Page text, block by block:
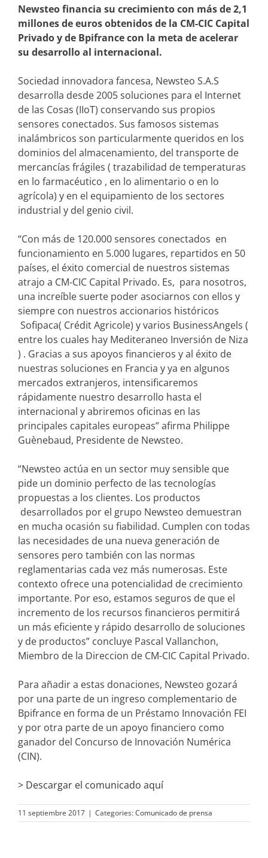
Newsteo financia su crecimiento con más de 2,1
millones de euros obtenidos de la CM-CIC Capital
Privado y de Bpifrance con la meta de acelerar
su desarrollo al internacional.
Sociedad innovadora fancesa, Newsteo S.A.S
desarrolla desde 2005 soluciones para el Internet
de las Cosas (IIoT) conservando sus propios
sensores conectados. Sus famosos sistemas
inalámbricos son particularmente queridos en los
dominios del almacenamiento, del transporte de
mercancías frágiles ( trazabilidad de temperaturas
en lo farmacéutico , en lo alimentario o en lo
agrícola) y en el equipamiento de los sectores
industrial y del genio civil.
“Con más de 120.000 sensores conectados en
funcionamiento en 5.000 lugares, repartidos en 50
países, el éxito comercial de nuestros sistemas
atrajo a CM-CIC Capital Privado. Es, para nosotros,
una increíble suerte poder asociarnos con ellos y
siempre con nuestros accionarios históricos
Sofipaca( Crédit Agricole) y varios BusinessAngels (
entre los cuales hay Mediteraneo Inversión de Niza
) . Gracias a sus apoyos financieros y al éxito de
nuestras soluciones en Francia y ya en algunos
mercados extranjeros, intensificaremos
rápidamente nuestro desarrollo hasta el
internacional y abriremos oficinas en las
principales capitales europeas” afirma Philippe
Guènebaud, Presidente de Newsteo.
“Newsteo actúa en un sector muy sensible que
pide un dominio perfecto de las tecnologías
propuestas a los clientes. Los productos
desarrollados por el grupo Newsteo demuestran
en mucha ocasión su fiabilidad. Cumplen con todas
las necesidades de una nueva generación de
sensores pero también con las normas
reglamentarias cada vez más numerosas. Este
contexto ofrece una potencialidad de crecimiento
importante. Por eso, estamos seguros de que el
incremento de los recursos financieros permitirá
un más eficiente y rápido desarrollo de soluciones
y de productos” concluye Pascal Vallanchon,
Miembro de la Direccion de CM-CIC Capital Privado.
Para añadir a estas donaciones, Newsteo gozará
por una parte de un ingreso complementario de
Bpifrance en forma de un Préstamo Innovación FEI
y por otra parte de un apoyo financiero como
ganador del Concurso de Innovación Numérica
(CIN).
> Descargar el comunicado aquí
11 septiembre 2017 | Categories:Comunicado de prensa